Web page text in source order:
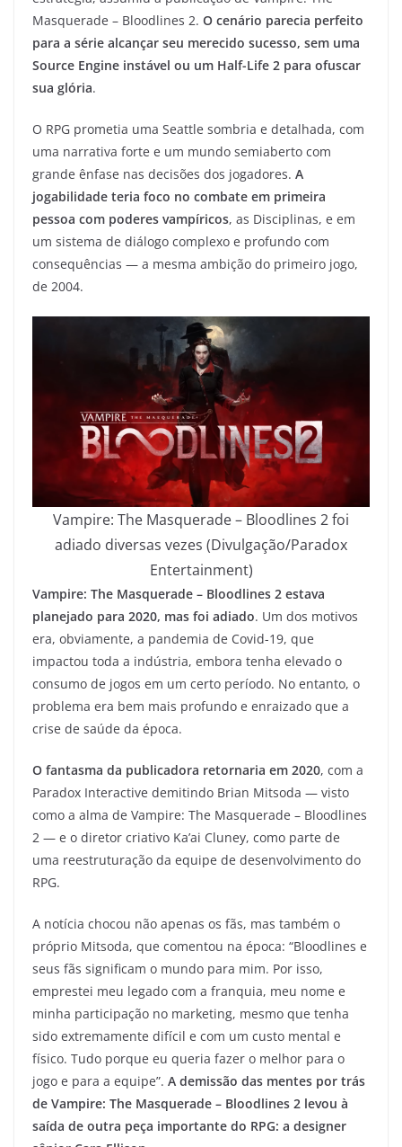
Masquerade – Bloodlines 2. O cenário parecia perfeito
para a série alcançar seu merecido sucesso, sem uma
Source Engine instável ou um Half-Life 2 para ofuscar
sua glória.
O RPG prometia uma Seattle sombria e detalhada, com
uma narrativa forte e um mundo semiaberto com
grande ênfase nas decisões dos jogadores. A
jogabilidade teria foco no combate em primeira
pessoa com poderes vampíricos, as Disciplinas, e em
um sistema de diálogo complexo e profundo com
consequências — a mesma ambição do primeiro jogo,
de 2004.
Vampire: The Masquerade – Bloodlines 2 foi
adiado diversas vezes (Divulgação/Paradox
Entertainment)
Vampire: The Masquerade – Bloodlines 2 estava
planejado para 2020, mas foi adiado. Um dos motivos
era, obviamente, a pandemia de Covid-19, que
impactou toda a indústria, embora tenha elevado o
consumo de jogos em um certo período. No entanto, o
problema era bem mais profundo e enraizado que a
crise de saúde da época.
O fantasma da publicadora retornaria em 2020, com a
Paradox Interactive demitindo Brian Mitsoda — visto
como a alma de Vampire: The Masquerade – Bloodlines
2 — e o diretor criativo Ka’ai Cluney, como parte de
uma reestruturação da equipe de desenvolvimento do
RPG.
A notícia chocou não apenas os fãs, mas também o
próprio Mitsoda, que comentou na época: “Bloodlines e
seus fãs significam o mundo para mim. Por isso,
emprestei meu legado com a franquia, meu nome e
minha participação no marketing, mesmo que tenha
sido extremamente difícil e com um custo mental e
físico. Tudo porque eu queria fazer o melhor para o
jogo e para a equipe”. A demissão das mentes por trás
de Vampire: The Masquerade – Bloodlines 2 levou à
saída de outra peça importante do RPG: a designer